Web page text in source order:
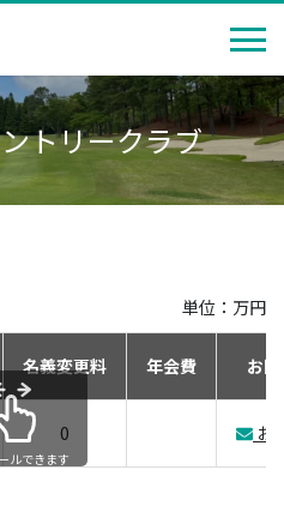
トリークラブ
単位：万円
名義変更料 年会費 お
0 お
ルできます